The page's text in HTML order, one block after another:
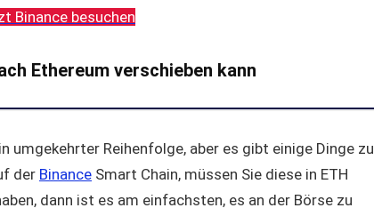
Binance besuchen
Ethereum verschieben kann
umgekehrter Reihenfolge, aber es gibt einige Dinge zu
der Binance Smart Chain, müssen Sie diese in ETH
dann ist es am einfachsten, es an der Börse zu